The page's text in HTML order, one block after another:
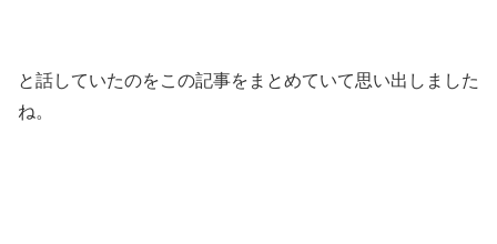
と話していたのをこの記事をまとめていて思い出しました
ね。